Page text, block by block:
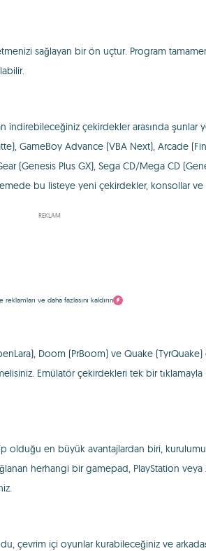
sağlayan bir ön uçtur. Program
çekirdekler arasında şunlar
GameBoy Advance (VBA Next), Arcade
(Genesis Plus GX), Sega CD/Mega CD
bu listeye yeni çekirdekler, konsollar
REKLAM
reklamları ve daha fazlasını kaldırın
Doom (PrBoom) ve Quake
Emülatör çekirdekleri tek bir
en büyük avantajlardan biri,
herhangi bir gamepad, PlayStation
çevrim içi oyunlar kurabileceğiniz ve